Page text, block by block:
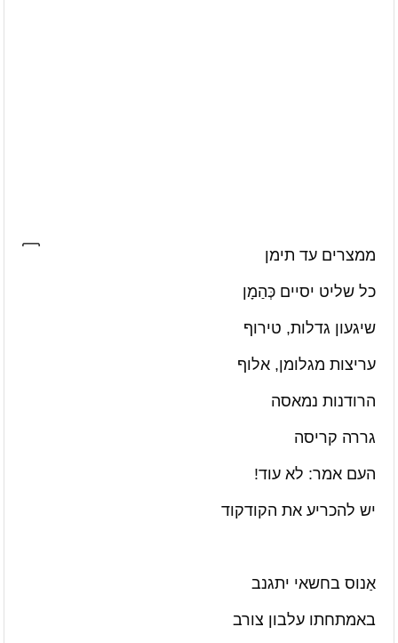
ממצרים עד תימן
כל שליט יסיים כְּהַמָן
שיגעון גדלות, טירוף
עריצות מגלומן, אלוף
הרודנות נמאסה
גררה קריסה
העם אמר: לא עוד!
יש להכריע את הקודקוד
אַנוס בחשאי יתגנב
באמתחתו עלבון צורב